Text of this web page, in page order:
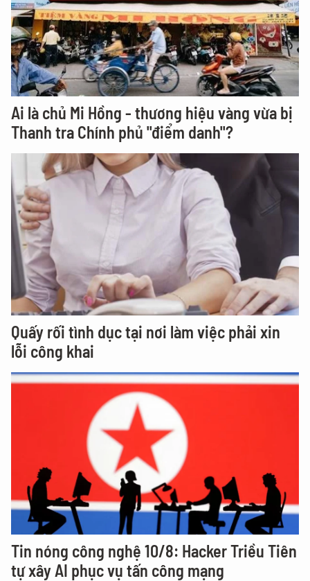
Ai là chủ Mi Hồng - thương hiệu vàng vừa bị
Thanh tra Chính phủ "điểm danh"?
Quấy rối tình dục tại nơi làm việc phải xin
lỗi công khai
Tin nóng công nghệ 10/8: Hacker Triều Tiên
tự xây AI phục vụ tấn công mạng